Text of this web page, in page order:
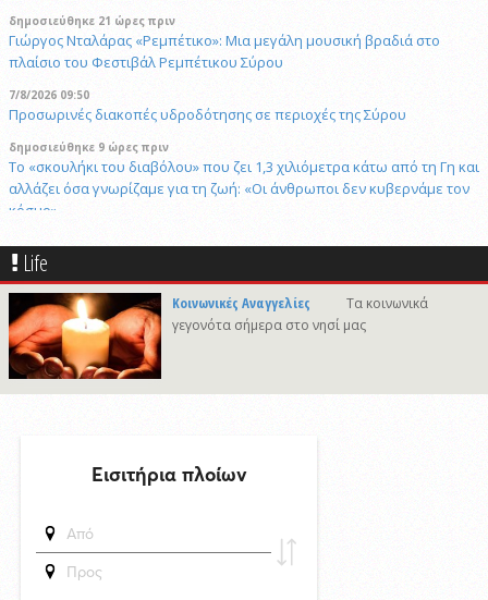
δημοσιεύθηκε 21 ώρες πριν
Γιώργος Νταλάρας «Ρεμπέτικο»: Μια μεγάλη μουσική βραδιά στο
πλαίσιο του Φεστιβάλ Ρεμπέτικου Σύρου
7/8/2026 09:50
Προσωρινές διακοπές υδροδότησης σε περιοχές της Σύρου
δημοσιεύθηκε 9 ώρες πριν
Το «σκουλήκι του διαβόλου» που ζει 1,3 χιλιόμετρα κάτω από τη Γη και
αλλάζει όσα γνωρίζαμε για τη ζωή: «Οι άνθρωποι δεν κυβερνάμε τον
κόσμο»
δημοσιεύθηκε 9 ώρες πριν
Επανεκλογή του Αθ. Κουσαθανά - Μέγα στη θέση του Προέδρου του
Λιμενικού Ταμείου Μυκόνου
6/8/2026 22:03
Καλλιτέχνες από τη Σύρο, την Ελβετία και την Ιαπωνία συναντιούνται
στην Άνω Σύρο
29/4/2026 18:53
Superbet Κύπελλο Ελλάδας: Την Δευτέρα 24 Αυγούστου ο αγώνας
7/8/2026 08:34
Δράση ενημέρωσης ασφαλούς κολύμβησης και πρόληψης των
πνιγμών από το Τμήμα Τουρισμού του Δήμου Σύρου–Ερμούπολης
Life
Κοινωνικές Αναγγελίες
Τα κοινωνικά
γεγονότα σήμερα στο νησί μας